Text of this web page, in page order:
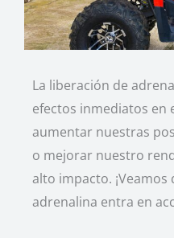
La liberación de
efectos inmediatos en
aumentar nuestras
o mejorar nuestro
alto impacto.
adrenalina entra en